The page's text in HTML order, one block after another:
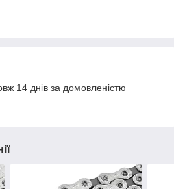
14 днів за домовленістю